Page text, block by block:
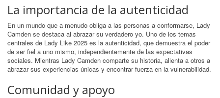
La importancia de la autenticidad
En un mundo que a menudo obliga a las personas a conformarse, Lady
Camden se destaca al abrazar su verdadero yo. Uno de los temas
centrales de Lady Like 2025 es la autenticidad, que demuestra el poder
de ser fiel a uno mismo, independientemente de las expectativas
sociales. Mientras Lady Camden comparte su historia, alienta a otros a
abrazar sus experiencias únicas y encontrar fuerza en la vulnerabilidad.
Comunidad y apoyo